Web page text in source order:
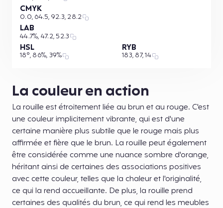
La couleur en action
La rouille est étroitement liée au brun et au rouge. C'est
une couleur implicitement vibrante, qui est d'une
certaine manière plus subtile que le rouge mais plus
affirmée et fière que le brun. La rouille peut également
être considérée comme une nuance sombre d'orange,
héritant ainsi de certaines des associations positives
avec cette couleur, telles que la chaleur et l'originalité,
ce qui la rend accueillante. De plus, la rouille prend
certaines des qualités du brun, ce qui rend les meubles
CMYK
0.0, 64.5, 92.3, 28.2
LAB
44.7%, 47.2, 52.3
HSL
18°, 86%, 39%
RYB
183, 87, 14